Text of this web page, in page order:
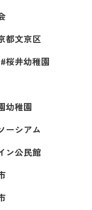
都文京区
桜井幼稚園
幼稚園
ーシアム
ン公民館